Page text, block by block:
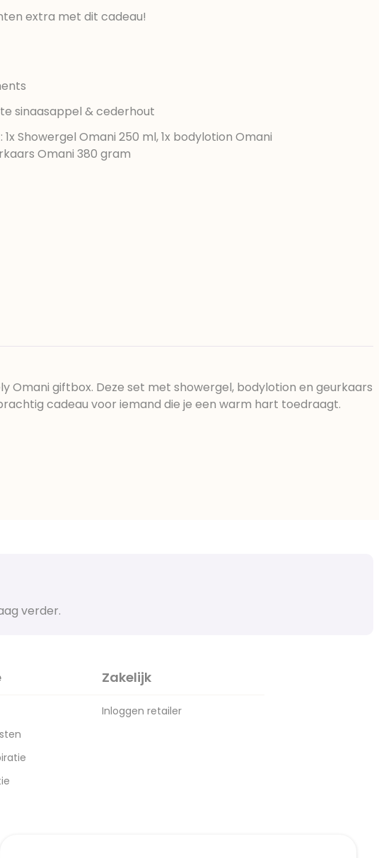
extra met dit cadeau!
sinaasappel & cederhout
Showergel Omani 250 ml, 1x bodylotion Omani
Omani 380 gram
Omani giftbox. Deze set met showergel, bodylotion en geurkaars
cadeau voor iemand die je een warm hart toedraagt.
verder.
Zakelijk
Inloggen retailer